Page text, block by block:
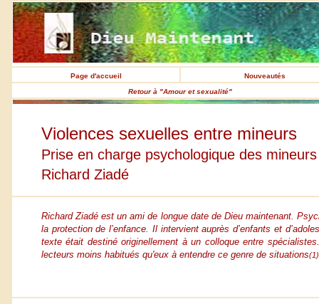
Page d'accueil
Nouveautés
Retour à "Amour et sexualité"
Violences sexuelles entre mineurs
Prise en charge psychologique des
Richard Ziadé
Richard Ziadé est un ami de longue date de Dieu maintenant.
la protection de l’enfance. Il intervient auprès d’enfants et
texte était destiné originellement à un colloque entre
lecteurs moins habitués qu'eux à entendre ce genre de situations